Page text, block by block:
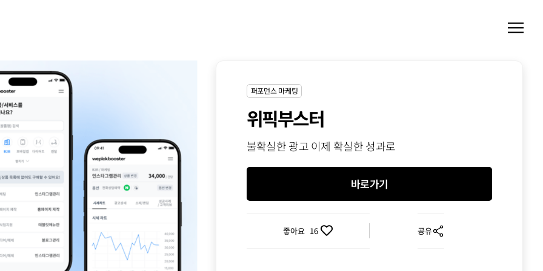
퍼포먼스 마케팅
위픽부스터
불확실한 광고 이제 확실한 성과로
바로가기
좋아요 16 공유